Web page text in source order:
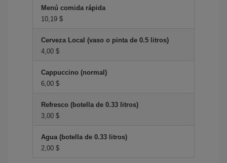
Menú comida rápida
10,19 $
Cerveza Local (vaso o pinta de 0.5 litros)
4,00 $
Cappuccino (normal)
6,00 $
Refresco (botella de 0.33 litros)
3,00 $
Agua (botella de 0.33 litros)
2,00 $